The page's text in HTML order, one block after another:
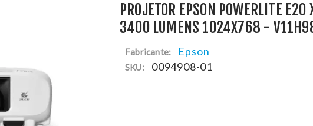
PROJETOR EPSON POWERLITE E20
3400 LUMENS 1024X768 -
Fabricante: Epson
SKU: 0094908-01